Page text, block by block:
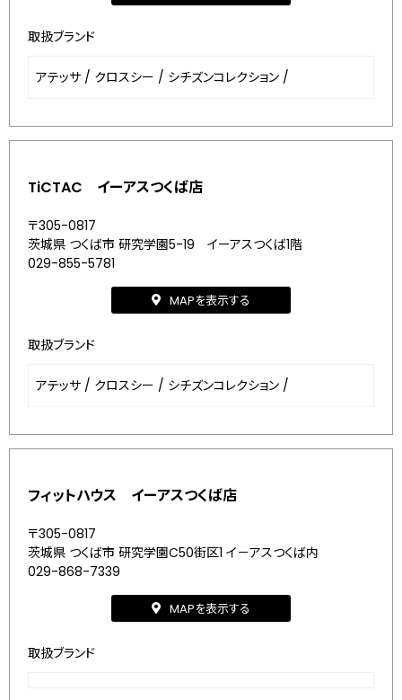
取扱ブランド
アテッサ / クロスシー / シチズンコレクション /
TiCTAC イーアスつくば店
〒305-0817
茨城県 つくば市 研究学園5-19 イーアスつくば1階
029-855-5781
MAPを表示する
取扱ブランド
アテッサ / クロスシー / シチズンコレクション /
フィットハウス イーアスつくば店
〒305-0817
茨城県 つくば市 研究学園C50街区1 イ－アスつくば内
029-868-7339
MAPを表示する
取扱ブランド